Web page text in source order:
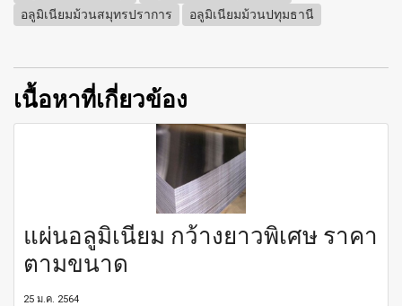
อลูมิเนียมม้วนสมุทรปราการ
อลูมิเนียมม้วนปทุมธานี
เนื้อหาที่เกี่ยวข้อง
แผ่นอลูมิเนียม กว้างยาวพิเศษ ราคา
ตามขนาด
25 ม.ค. 2564